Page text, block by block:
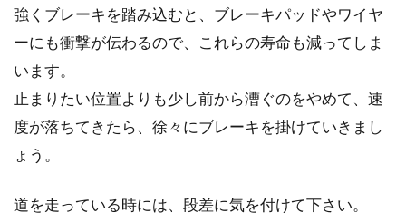
クロスバイクのタイヤ700x28cとは
スポーツ自転車のタイヤは、種類によって使用
強くブレーキを踏み込むと、ブレーキパッドやワイヤ
ーにも衝撃が伝わるので、これらの寿命も減ってしま
います。
止まりたい位置よりも少し前から漕ぐのをやめて、速
度が落ちてきたら、徐々にブレーキを掛けていきまし
ょう。
道を走っている時には、段差に気を付けて下さい。